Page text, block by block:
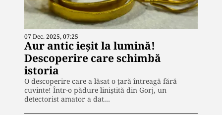
07 Dec. 2025, 07:25
Aur antic ieșit la lumină!
Descoperire care schimbă
istoria
O descoperire care a lăsat o țară întreagă fără
cuvinte! Într-o pădure liniștită din Gorj, un
detectorist amator a dat…